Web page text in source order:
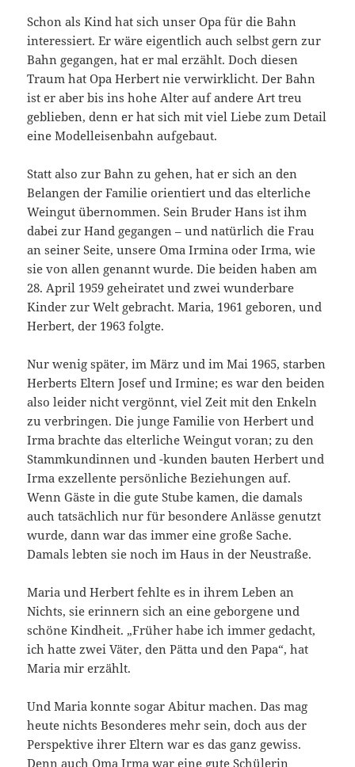
Schon als Kind hat sich unser Opa für die Bahn
interessiert. Er wäre eigentlich auch selbst gern zur
Bahn gegangen, hat er mal erzählt. Doch diesen
Traum hat Opa Herbert nie verwirklicht. Der Bahn
ist er aber bis ins hohe Alter auf andere Art treu
geblieben, denn er hat sich mit viel Liebe zum Detail
eine Modelleisenbahn aufgebaut.
Statt also zur Bahn zu gehen, hat er sich an den
Belangen der Familie orientiert und das elterliche
Weingut übernommen. Sein Bruder Hans ist ihm
dabei zur Hand gegangen – und natürlich die Frau
an seiner Seite, unsere Oma Irmina oder Irma, wie
sie von allen genannt wurde. Die beiden haben am
28. April 1959 geheiratet und zwei wunderbare
Kinder zur Welt gebracht. Maria, 1961 geboren, und
Herbert, der 1963 folgte.
Nur wenig später, im März und im Mai 1965, starben
Herberts Eltern Josef und Irmine; es war den beiden
also leider nicht vergönnt, viel Zeit mit den Enkeln
zu verbringen. Die junge Familie von Herbert und
Irma brachte das elterliche Weingut voran; zu den
Stammkundinnen und -kunden bauten Herbert und
Irma exzellente persönliche Beziehungen auf.
Wenn Gäste in die gute Stube kamen, die damals
auch tatsächlich nur für besondere Anlässe genutzt
wurde, dann war das immer eine große Sache.
Damals lebten sie noch im Haus in der Neustraße.
Maria und Herbert fehlte es in ihrem Leben an
Nichts, sie erinnern sich an eine geborgene und
schöne Kindheit. „Früher habe ich immer gedacht,
ich hatte zwei Väter, den Pätta und den Papa“, hat
Maria mir erzählt.
Und Maria konnte sogar Abitur machen. Das mag
heute nichts Besonderes mehr sein, doch aus der
Perspektive ihrer Eltern war es das ganz gewiss.
Denn auch Oma Irma war eine gute Schülerin